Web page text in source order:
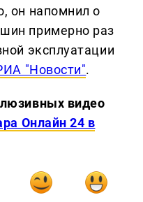
он напомнил о
примерно раз
эксплуатации
"Новости".
видео
Онлайн 24 в